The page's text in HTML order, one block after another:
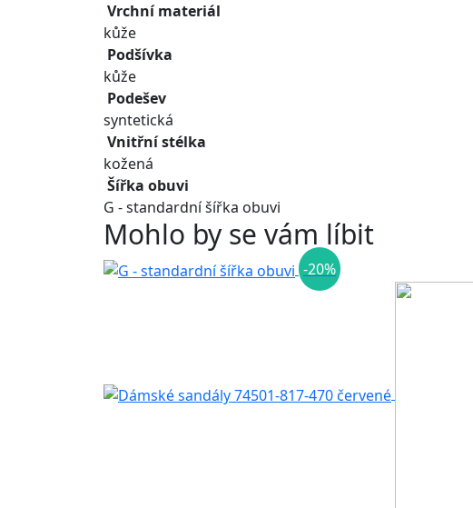
Vrchní materiál
kůže
Podšívka
kůže
Podešev
syntetická
Vnitřní stélka
kožená
Šířka obuvi
G - standardní šířka obuvi
Mohlo by se vám líbit
-20%